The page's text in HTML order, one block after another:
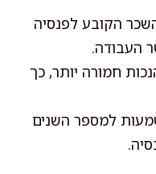
הקובע לפנסיה
העבודה.
חמורה יותר, כך
למספר השנים